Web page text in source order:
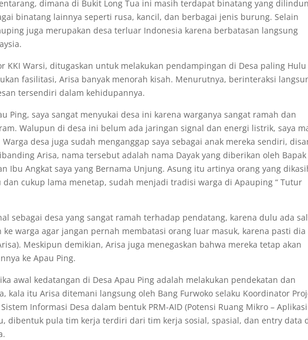
dimana di Bukit Long Tua ini masih terdapat binatang yang
binatang lainnya seperti rusa, kancil, dan berbagai jenis burung. Selain
juga merupakan desa terluar Indonesia karena berbatasan langsung
KKI Warsi, ditugaskan untuk melakukan pendampingan di Desa paling
fasilitasi, Arisa banyak menorah kisah. Menurutnya, berinteraksi
tersendiri dalam kehidupannya.
Ping, saya sangat menyukai desa ini karena warganya sangat ramah dan
Walupun di desa ini belum ada jaringan signal dan energi listrik, saya
desa juga sudah menganggap saya sebagai anak mereka sendiri,
Arisa, nama tersebut adalah nama Dayak yang diberikan oleh Bapak
Ibu Angkat saya yang Bernama Unjung. Asung itu artinya orang yang
cukup lama menetap, sudah menjadi tradisi warga di Apauping “ Tutur
sebagai desa yang sangat ramah terhadap pendatang, karena dulu ada
warga agar jangan pernah membatasi orang luar masuk, karena pasti dia
Meskipun demikian, Arisa juga menegaskan bahwa mereka tetap akan
ke Apau Ping.
awal kedatangan di Desa Apau Ping adalah melakukan pendekatan dan
kala itu Arisa ditemani langsung oleh Bang Furwoko selaku Koordinator
Informasi Desa dalam bentuk PRM-AID (Potensi Ruang Mikro – Aplikasi
dibentuk pula tim kerja terdiri dari tim kerja sosial, spasial, dan entry data